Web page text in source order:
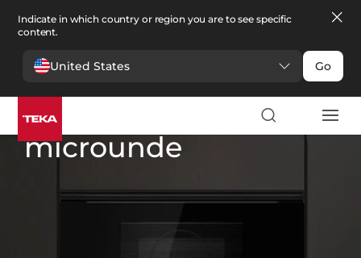
Indicate in which country or region you are to see specific
content.
United States Go
Bucătărie >Cuptoare cu microunde
Cuptoare cu
microunde